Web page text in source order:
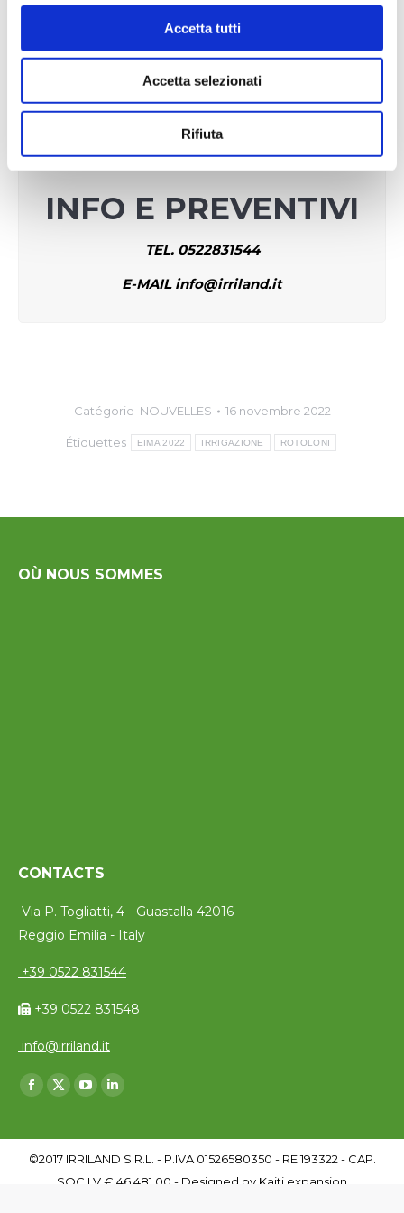
Accetta tutti
Accetta selezionati
Rifiuta
Grazie ancora a tutti e alla prossima EIMA!
Tel. 0522/831544
Mail: info@irriland.it
CONTATTACI
INFO E PREVENTIVI
TEL. 0522831544
E-MAIL info@irriland.it
Catégorie NOUVELLES 16 novembre 2022
Étiquettes EIMA 2022 IRRIGAZIONE ROTOLONI
OÙ NOUS SOMMES
CONTACTS
Via P. Togliatti, 4 - Guastalla 42016
Reggio Emilia - Italy
+39 0522 831544
+39 0522 831548
info@irriland.it
Trouvez nous sur :
Facebook
opens
in
X
opens
in
YouTube
opens
in
LinkedIn
opens
in
©2017 IRRILAND S.R.L. - P.IVA 01526580350 - RE 193322 - CAP.
SOC I.V € 46.481,00 - Designed by Kaiti expansion